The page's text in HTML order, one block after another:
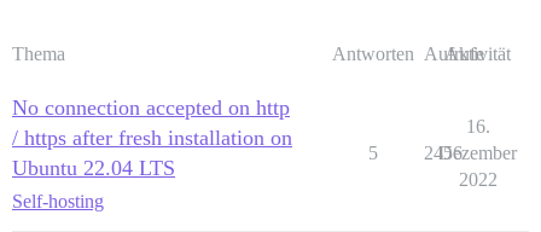
Thema Antworten Aufrufe
Aktivität
No connection accepted on http
/ https after fresh installation on
Ubuntu 22.04 LTS
Self-hosting
5 2456
16.
Dezember
2022